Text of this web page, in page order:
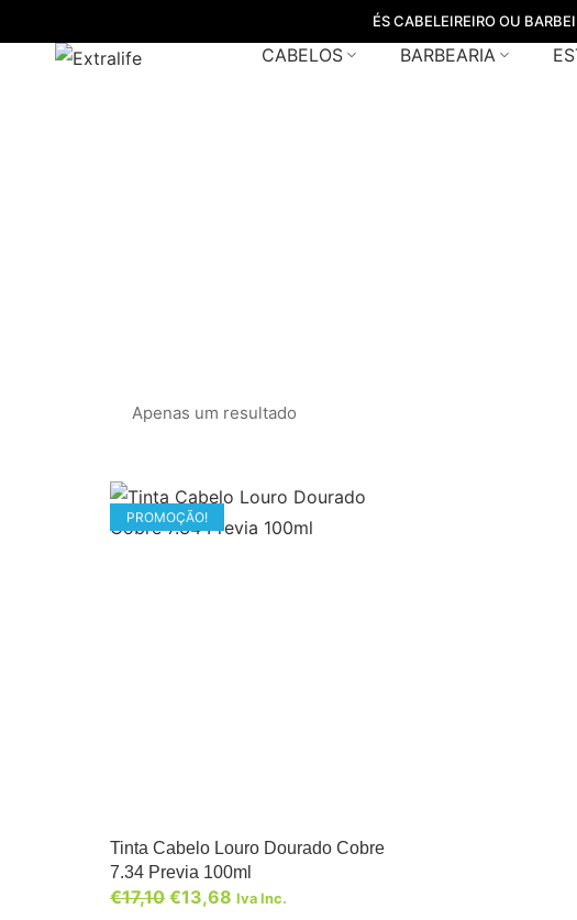
ÉS CABELEIREIRO OU
CABELOS BARBEARIA
Apenas um resultado
PROMOÇÃO!
Tinta Cabelo Louro Dourado Cobre
7.34 Previa 100ml
€17,10 €13,68 Iva Inc.